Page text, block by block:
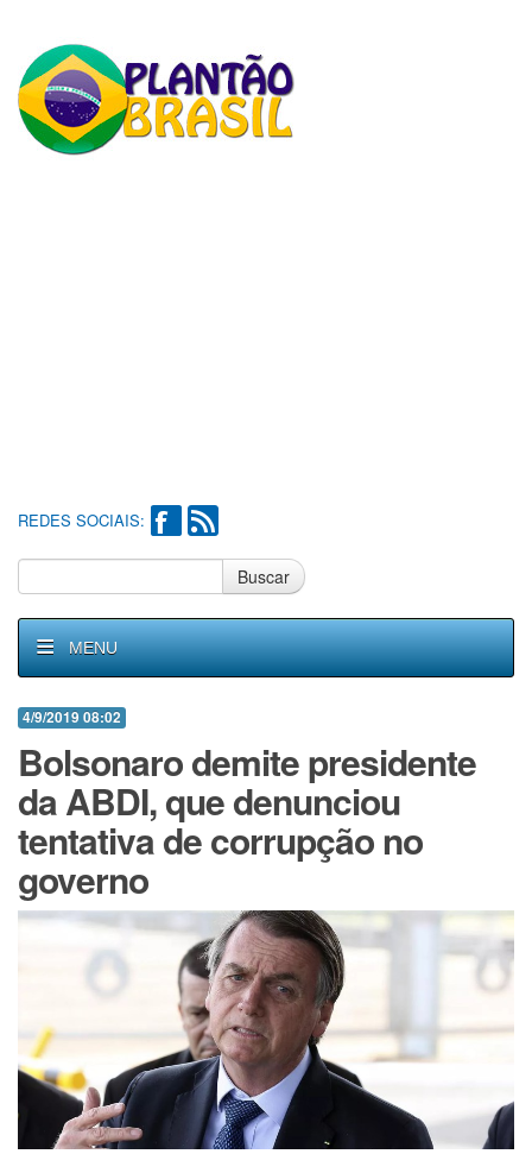
REDES SOCIAIS:
Buscar
MENU
4/9/2019 08:02
Bolsonaro demite presidente
da ABDI, que denunciou
tentativa de corrupção no
governo